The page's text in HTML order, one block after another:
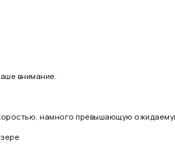
внимание.
намного превышающую